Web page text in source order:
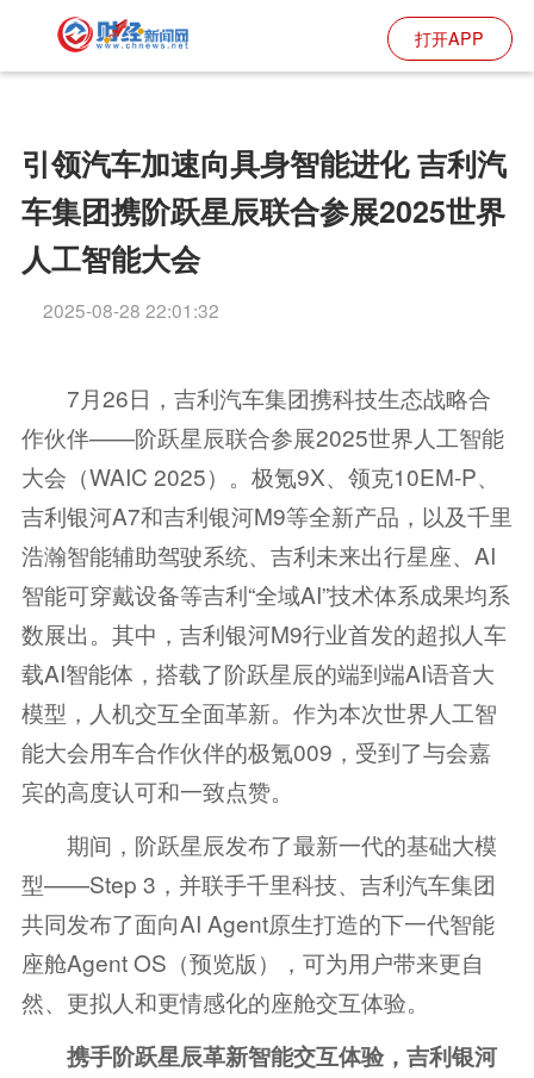
打开APP
引领汽车加速向具身智能进化 吉利汽
车集团携阶跃星辰联合参展2025世界
人工智能大会
2025-08-28 22:01:32
7月26日，吉利汽车集团携科技生态战略合
作伙伴——阶跃星辰联合参展2025世界人工智能
大会（WAIC 2025）。极氪9X、领克10EM-P、
吉利银河A7和吉利银河M9等全新产品，以及千里
浩瀚智能辅助驾驶系统、吉利未来出行星座、AI
智能可穿戴设备等吉利“全域AI”技术体系成果均系
数展出。其中，吉利银河M9行业首发的超拟人车
载AI智能体，搭载了阶跃星辰的端到端AI语音大
模型，人机交互全面革新。作为本次世界人工智
能大会用车合作伙伴的极氪009，受到了与会嘉
宾的高度认可和一致点赞。
期间，阶跃星辰发布了最新一代的基础大模
型——Step 3，并联手千里科技、吉利汽车集团
共同发布了面向AI Agent原生打造的下一代智能
座舱Agent OS（预览版），可为用户带来更自
然、更拟人和更情感化的座舱交互体验。
携手阶跃星辰革新智能交互体验，吉利银河